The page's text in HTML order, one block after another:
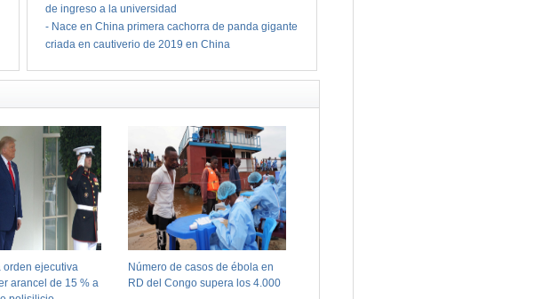
de ingreso a la universidad
- Nace en China primera cachorra de panda gigante
criada en cautiverio de 2019 en China